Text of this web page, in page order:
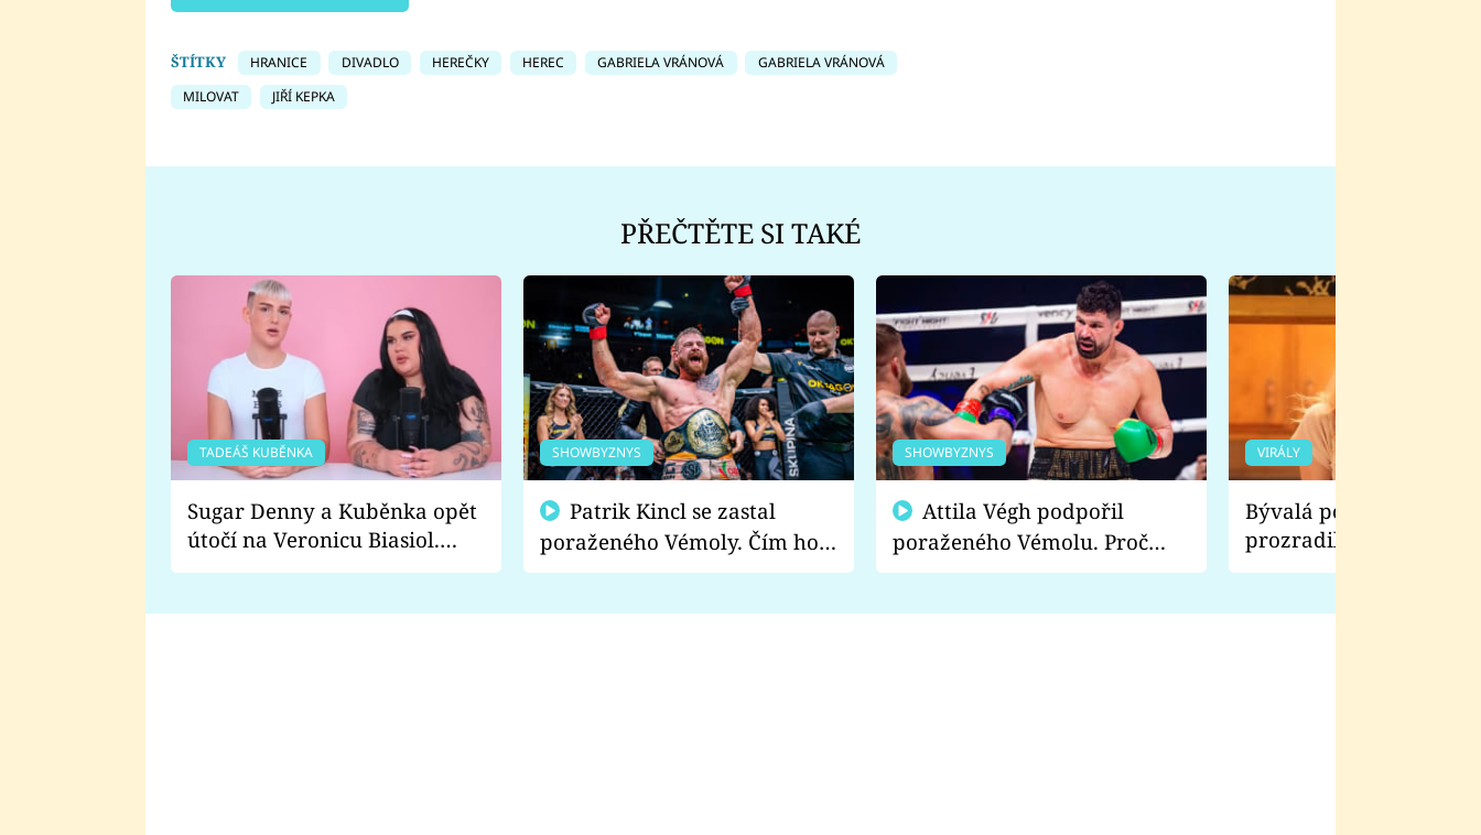
ŠTÍTKY HRANICE DIVADLO HEREČKY HEREC GABRIELA VRÁNOVÁ
GABRIELA VRÁNOVÁ
MILOVAT
JIŘÍ KEPKA
PŘEČTĚTE SI TAKÉ
TADEÁŠ KUBĚNKA
Sugar Denny a Kuběnka opět
útočí na Veronicu Biasiol.
Proč je podle nich falešná a
SHOWBYZNYS
poraženého Vémoly. Čím ho
fanoušci naštvali?
SHOWBYZNYS
poraženého Vémolu. Proč
chce raději zápasit s ním než
VIRÁLY
Bývalá pornoherečka
prozradila, co ji
natáčení Euforie.